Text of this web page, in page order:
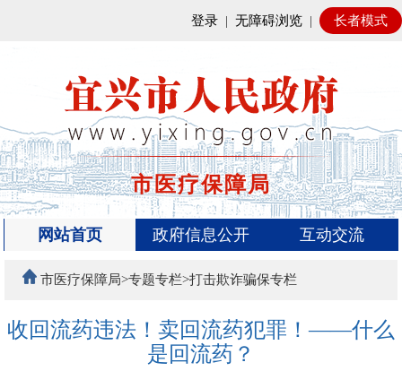
登录 | 无障碍浏览 | 长者模式
市医疗保障局
网站首页 政府信息公开 互动交流
市医疗保障局>专题专栏>打击欺诈骗保专栏
收回流药违法！卖回流药犯罪！——什么
是回流药？